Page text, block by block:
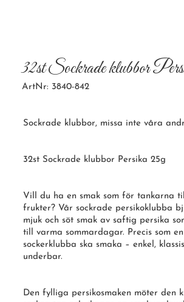
32st Sockrade klubbor
ArtNr: 3840-842
Sockrade klubbor, missa inte våra
32st Sockrade klubbor Persika 25g
Vill du ha en smak som för tankarna
frukter? Vår sockrade persikoklubba
mjuk och söt smak av saftig persika
till varma sommardagar. Precis som
sockerklubba ska smaka – enkel,
underbar.
Den fylliga persikosmaken möter den